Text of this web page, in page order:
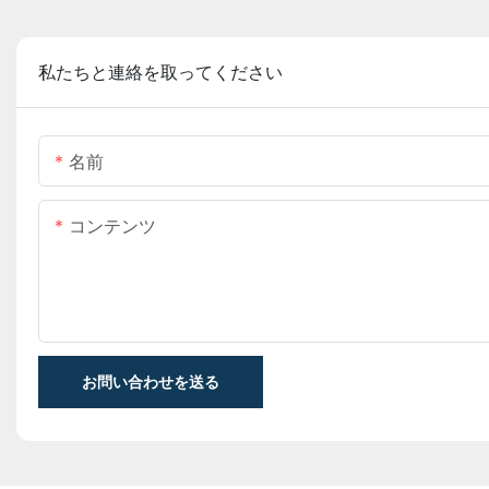
私たちと連絡を取ってください
名前
コンテンツ
お問い合わせを送る